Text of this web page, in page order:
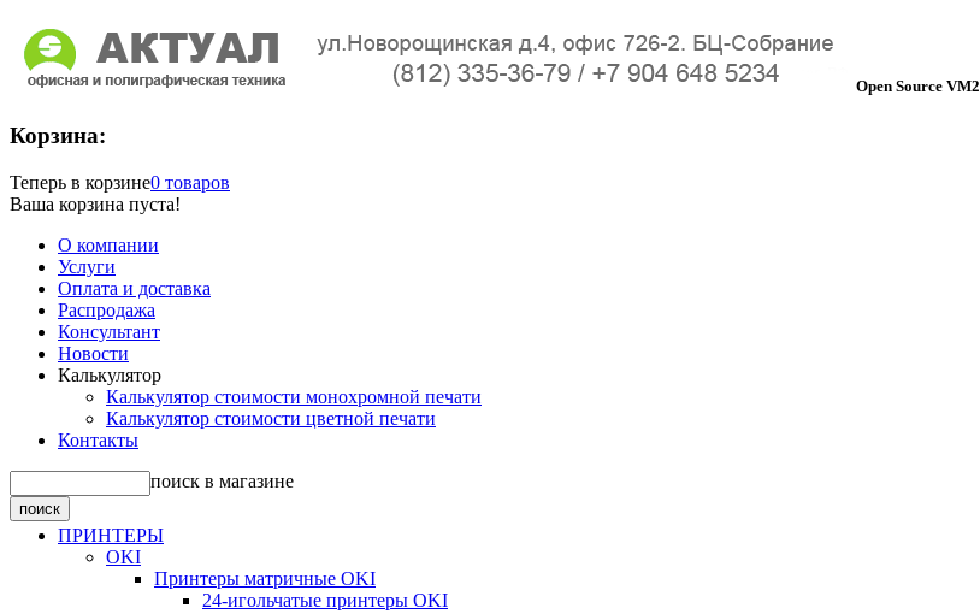
Open Source VM2
Корзина:
Теперь в корзине0 товаров
Ваша корзина пуста!
О компании
Услуги
Оплата и доставка
Распродажа
Консультант
Новости
Калькулятор
Калькулятор стоимости монохромной печати
Калькулятор стоимости цветной печати
Контакты
поиск в магазине
ПРИНТЕРЫ
OKI
Принтеры матричные OKI
24-игольчатые принтеры OKI